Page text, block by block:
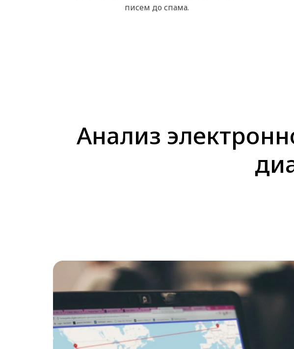
писем до спама.
Анализ